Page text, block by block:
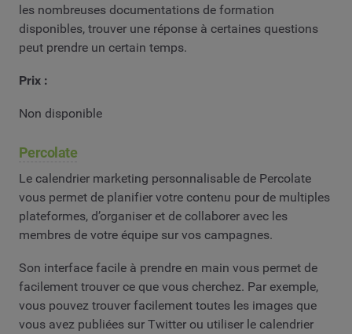
les nombreuses documentations de formation
disponibles, trouver une réponse à certaines questions
peut prendre un certain temps.
Prix :
Non disponible
Percolate
Le calendrier marketing personnalisable de Percolate
vous permet de planifier votre contenu pour de multiples
plateformes, d’organiser et de collaborer avec les
membres de votre équipe sur vos campagnes.
Son interface facile à prendre en main vous permet de
facilement trouver ce que vous cherchez. Par exemple,
vous pouvez trouver facilement toutes les images que
vous avez publiées sur Twitter ou utiliser le calendrier